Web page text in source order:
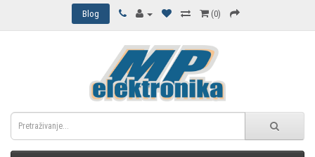
Blog (0)